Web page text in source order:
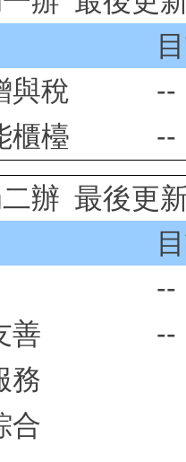
與稅
--
櫃檯
--
辦 最後更
--
善
--
務
合